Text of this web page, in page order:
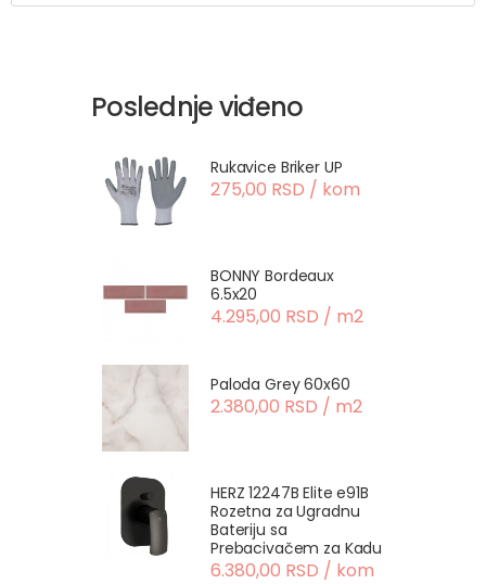
Poslednje viđeno
Rukavice Briker UP
275,00 RSD / kom
BONNY Bordeaux
6.5x20
4.295,00 RSD / m2
Paloda Grey 60x60
2.380,00 RSD / m2
HERZ 12247B Elite e91B
Rozetna za Ugradnu
Bateriju sa
Prebacivačem za Kadu
6.380,00 RSD / kom